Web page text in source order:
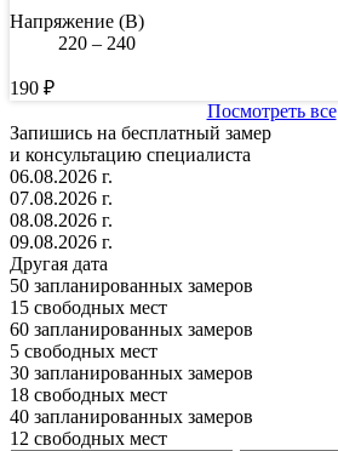
Напряжение (В)
220 – 240
190 ₽
Посмотреть все
Запишись на бесплатный замер
и консультацию специалиста
06.08.2026 г.
07.08.2026 г.
08.08.2026 г.
09.08.2026 г.
Другая дата
50 запланированных замеров
15 свободных мест
60 запланированных замеров
5 свободных мест
30 запланированных замеров
18 свободных мест
40 запланированных замеров
12 свободных мест